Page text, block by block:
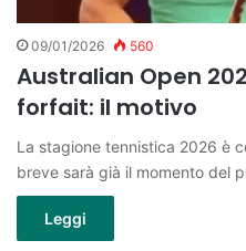
09/01/2026 560
Australian Open
forfait: il motivo
La stagione tennistica 2026 è
breve sarà già il momento del
Leggi